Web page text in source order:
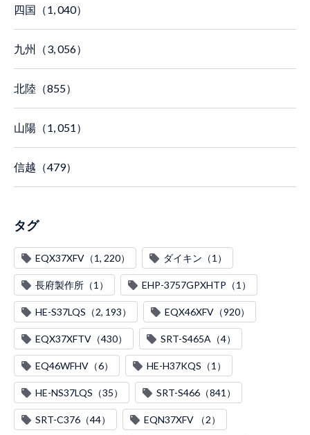
四国（1, 040）
九州（3, 056）
北陸（855）
山陽（1, 051）
信越（479）
タグ
EQX37XFV（1, 220） ダイキン（1）
長府製作所（1） EHP-3757GPXHTP（1）
HE-S37LQS（2, 193） EQX46XFV（920）
EQX37XFTV（430） SRT-S465A（4）
EQ46WFHV（6） HE-H37KQS（1）
HE-NS37LQS（35） SRT-S466（841）
SRT-C376（44） EQN37XFV （2）